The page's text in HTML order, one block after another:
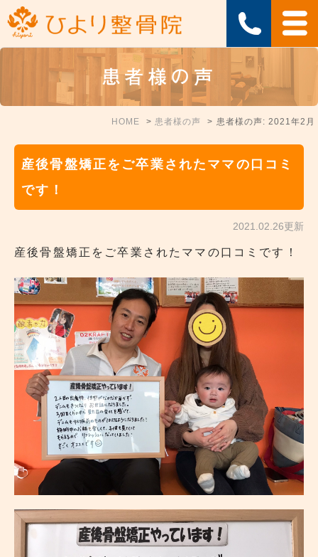
患者様の声
HOME 患者様の声 患者様の声: 2021年2月
産後骨盤矯正をご卒業されたママの口コミ
です！
2021.02.26更新
産後骨盤矯正をご卒業されたママの口コミです！